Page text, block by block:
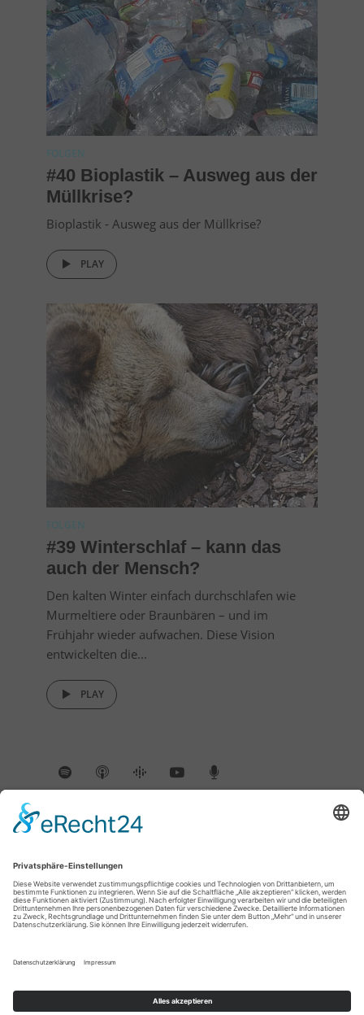
FOLGEN
#40 Bioplastik – Ausweg aus der
Müllkrise?
Bioplastik - Ausweg aus der Müllkrise?
PLAY
FOLGEN
#39 Winterschlaf – kann das
auch der Mensch?
Den kalten Winter einfach durchschlafen wie
Murmeltiere oder Braunbären – und im
Frühjahr wieder aufwachen. Diese Vision
entwickelten die...
PLAY
INSTAGRAM@DIEWISSENSCHAFTSREPORTER
Instagram has returned empty data. Please
authorize your Instagram account in the
plugin settings.